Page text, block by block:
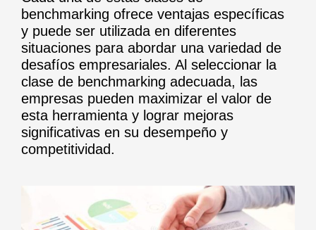
benchmarking ofrece ventajas específicas
y puede ser utilizada en diferentes
situaciones para abordar una variedad de
desafíos empresariales. Al seleccionar la
clase de benchmarking adecuada, las
empresas pueden maximizar el valor de
esta herramienta y lograr mejoras
significativas en su desempeño y
competitividad.